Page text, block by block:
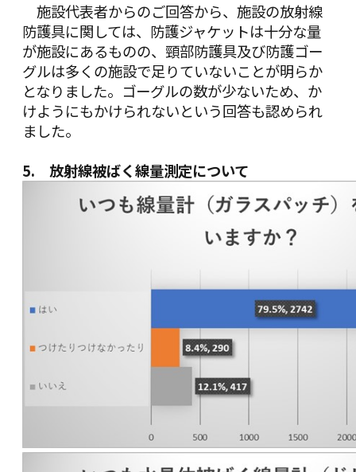
施設代表者からのご回答から、施設の放射線
防護具に関しては、防護ジャケットは十分な量
が施設にあるものの、頸部防護具及び防護ゴー
グルは多くの施設で足りていないことが明らか
となりました。ゴーグルの数が少ないため、か
けようにもかけられないという回答も認められ
ました。
5. 放射線被ばく線量測定について